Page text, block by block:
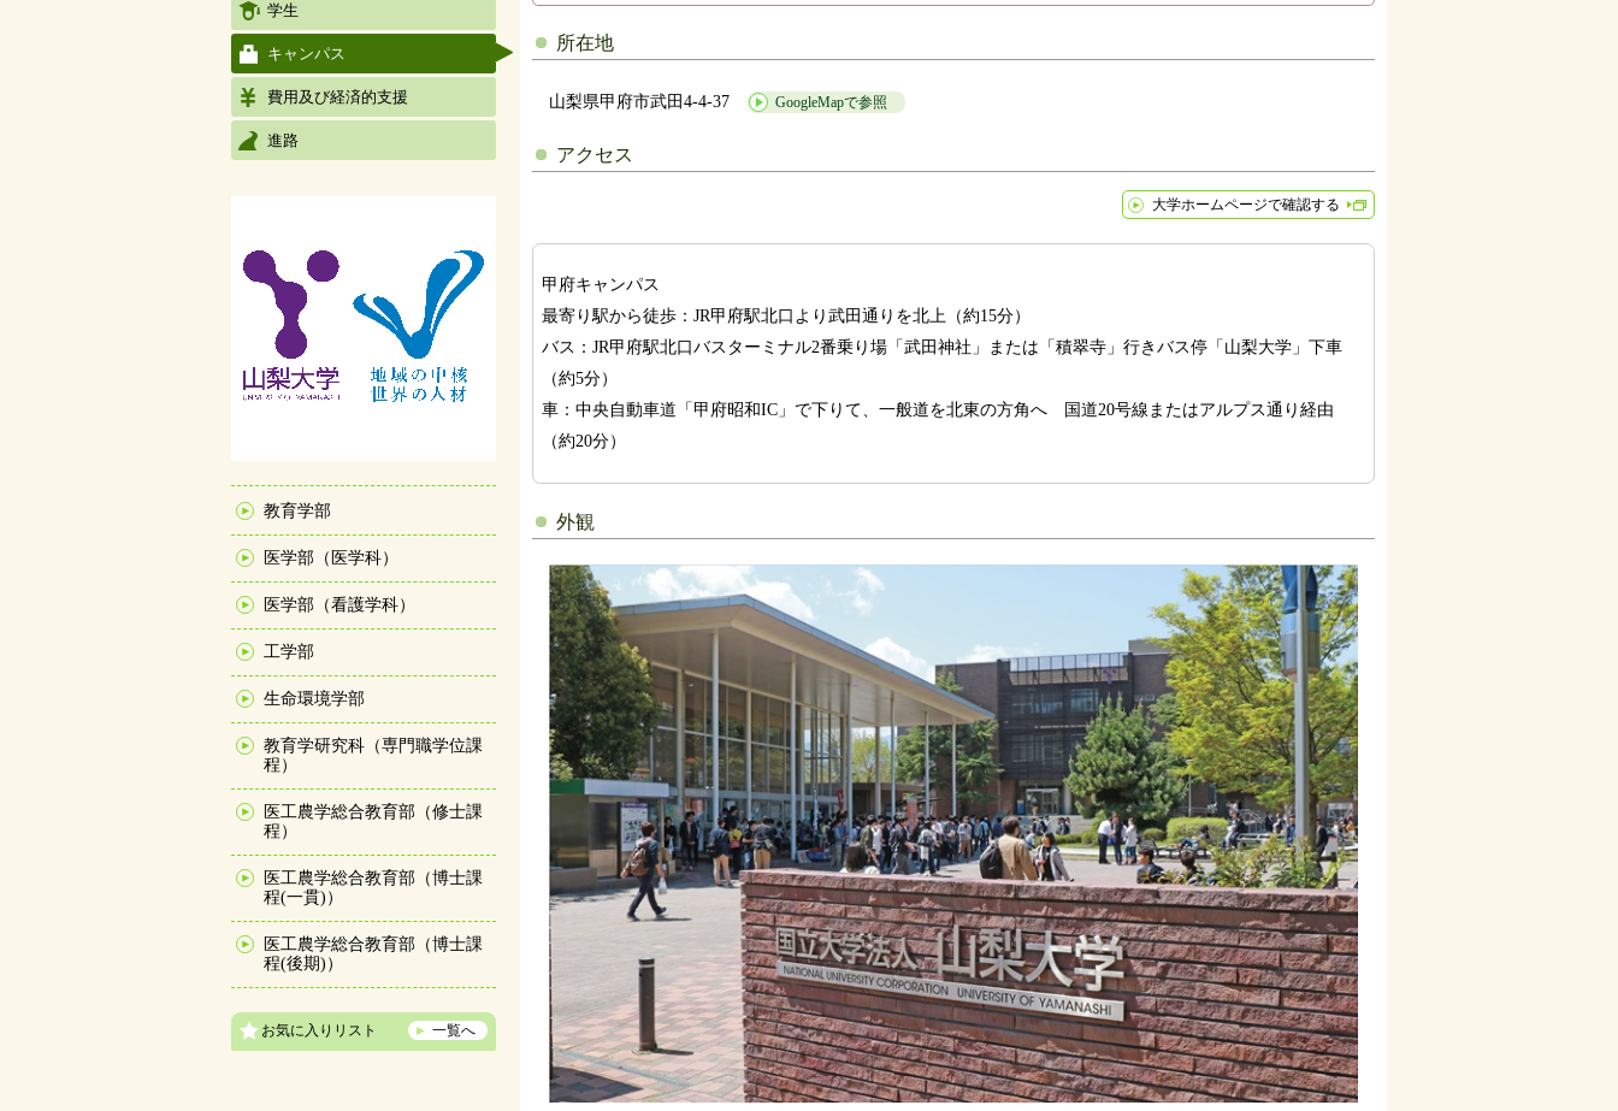
学生
キャンパス
費用及び経済的支援
進路
教育学部
医学部（医学科）
医学部（看護学科）
工学部
生命環境学部
教育学研究科（専門職学位課
程）
医工農学総合教育部（修士課
程）
医工農学総合教育部（博士課
程(一貫)）
医工農学総合教育部（博士課
程(後期)）
お気に入りリスト 一覧へ
所在地
山梨県甲府市武田4-4-37 GoogleMapで参照
アクセス
大学ホームページで確認する
甲府キャンパス
最寄り駅から徒歩：JR甲府駅北口より武田通りを北上（約15分）
バス：JR甲府駅北口バスターミナル2番乗り場「武田神社」または「積翠寺」行きバス停「山梨大学」下車
（約5分）
車：中央自動車道「甲府昭和IC」で下りて、一般道を北東の方角へ 国道20号線またはアルプス通り経由
（約20分）
外観